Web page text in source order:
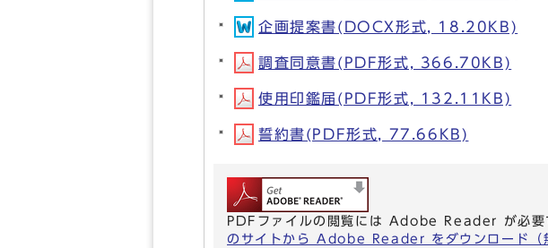
企画提案書(DOCX形式, 18.20KB)
調査同意書(PDF形式, 366.70KB)
使用印鑑届(PDF形式, 132.11KB)
誓約書(PDF形式, 77.66KB)
PDFファイルの閲覧には Adobe Reader が必要
のサイトから Adobe Reader をダウンロード（